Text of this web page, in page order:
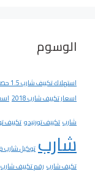
الوسوم
استهلاك تكييف شارب 1.5 حصان انفرتر
اسعار تكييف شارب 2018
شارب تكييف تورنيدو تكييف
شاربتوكيل شارب
تكيف شارب رقم تكييف شارب